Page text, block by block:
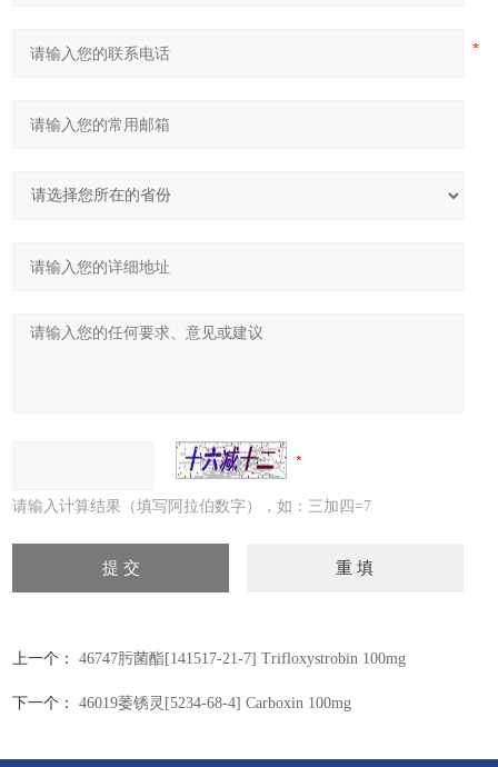
请输入计算结果（填写阿拉伯数字），如：三加四=7
上一个： 46747肟菌酯[141517-21-7] Trifloxystrobin 100mg
下一个： 46019萎锈灵[5234-68-4] Carboxin 100mg